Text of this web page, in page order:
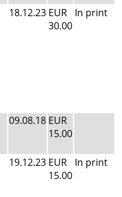
18.12.23 EUR
30.00
In print
09.08.18 EUR
15.00
19.12.23 EUR
15.00
In print